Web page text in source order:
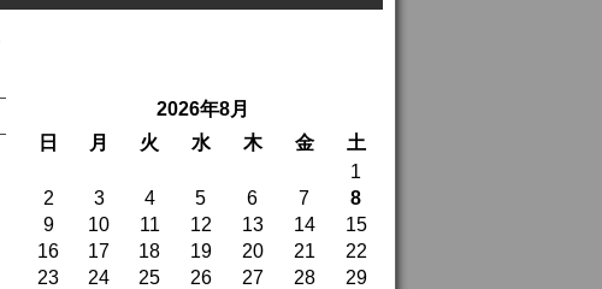
2026年8月
日
月 火 水 木 金
土
1
2
3 4 5 6 7
8
9
10 11 12 13 14
15
16
17 18 19 20 21
22
23
24 25 26 27 28 29